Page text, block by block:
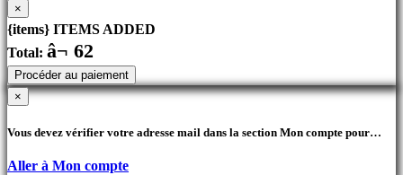
×
{items} ITEMS ADDED
Total: â¬ 62
Procéder au paiement
×
Vous devez vérifier votre adresse mail dans la section Mon compte pour
Aller à Mon compte